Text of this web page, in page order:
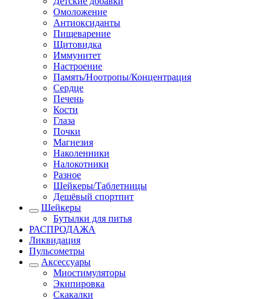
Омоложение
Антиоксиданты
Пищеварение
Щитовидка
Иммунитет
Настроение
Память/Ноотропы/Концентрация
Сердце
Печень
Кости
Глаза
Почки
Магнезия
Наколенники
Налокотники
Разное
Шейкеры/Таблетницы
Дешёвый спортпит
Шейкеры
Бутылки для питья
РАСПРОДАЖА
Ликвидация
Пульсометры
Аксессуары
Миостимуляторы
Экипировка
Скакалки